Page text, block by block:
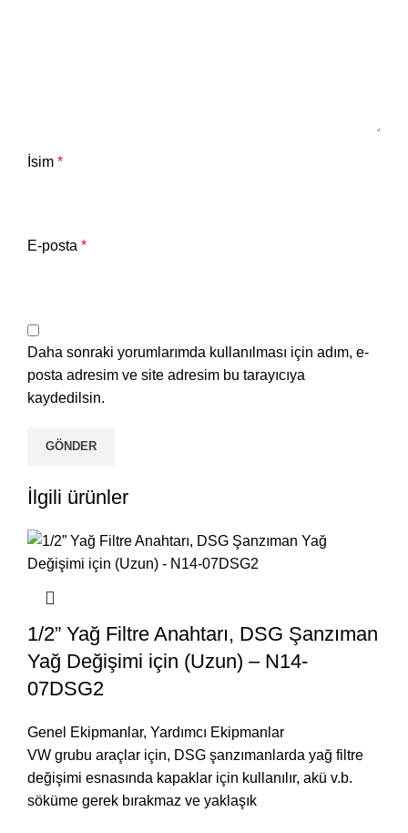
İsim *
E-posta *
Daha sonraki yorumlarımda kullanılması için adım, e-
posta adresim ve site adresim bu tarayıcıya
kaydedilsin.
İlgili ürünler
1/2” Yağ Filtre Anahtarı, DSG Şanzıman
Yağ Değişimi için (Uzun) – N14-
07DSG2
Genel Ekipmanlar, Yardımcı Ekipmanlar
VW grubu araçlar için, DSG şanzımanlarda yağ filtre
değişimi esnasında kapaklar için kullanılır, akü v.b.
söküme gerek bırakmaz ve yaklaşık